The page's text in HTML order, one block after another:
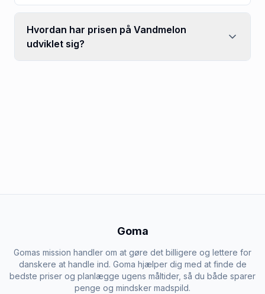
Hvordan har prisen på Vandmelon
udviklet sig?
Goma
Gomas mission handler om at gøre det billigere og lettere for
danskere at handle ind. Goma hjælper dig med at finde de
bedste priser og planlægge ugens måltider, så du både sparer
penge og mindsker madspild.